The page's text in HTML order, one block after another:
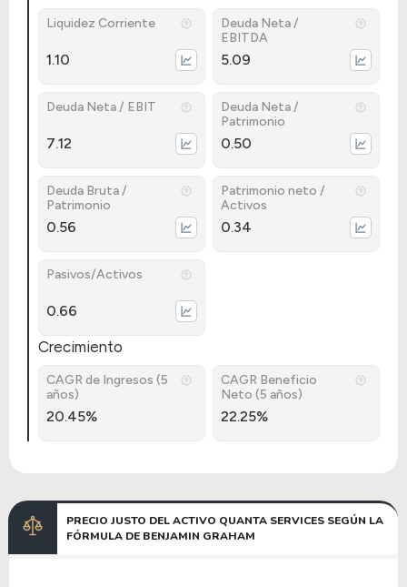
Liquidez Corriente
1.10
Deuda Neta /
EBITDA
5.09
Deuda Neta / EBIT
7.12
Deuda Neta /
Patrimonio
0.50
Deuda Bruta /
Patrimonio
0.56
Patrimonio neto /
Activos
0.34
Pasivos/Activos
0.66
Crecimiento
CAGR de Ingresos (5
años)
20.45%
CAGR Beneficio
Neto (5 años)
22.25%
PRECIO JUSTO DEL ACTIVO QUANTA SERVICES SEGÚN LA
FÓRMULA DE BENJAMIN GRAHAM